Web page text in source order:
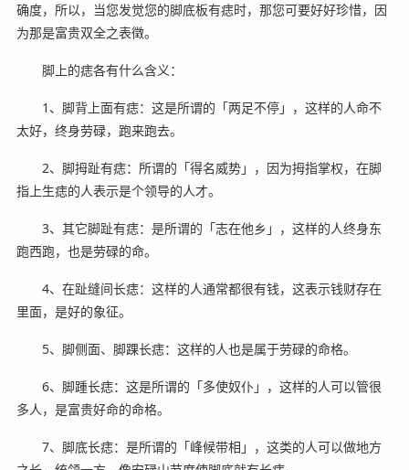
确度，所以，当您发觉您的脚底板有痣时，那您可要好好珍惜，因
为那是富贵双全之表徵。
脚上的痣各有什么含义：
1、脚背上面有痣：这是所谓的「两足不停」，这样的人命不
太好，终身劳碌，跑来跑去。
2、脚拇趾有痣：所谓的「得名威势」，因为拇指掌权，在脚
指上生痣的人表示是个领导的人才。
3、其它脚趾有痣：是所谓的「志在他乡」，这样的人终身东
跑西跑，也是劳碌的命。
4、在趾缝间长痣：这样的人通常都很有钱，这表示钱财存在
里面，是好的象征。
5、脚侧面、脚踝长痣：这样的人也是属于劳碌的命格。
6、脚踵长痣：这是所谓的「多使奴仆」，这样的人可以管很
多人，是富贵好命的命格。
7、脚底长痣：是所谓的「峰候带相」，这类的人可以做地方